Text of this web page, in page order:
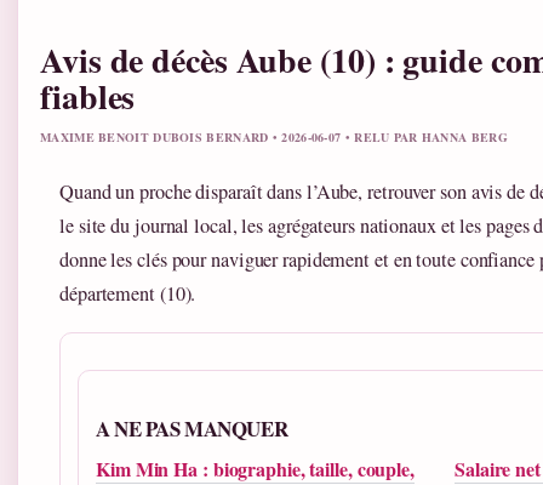
Avis de décès Aube (10) : guide
fiables
MAXIME BENOIT DUBOIS BERNARD • 2026-06-07 • RELU PAR HANNA BERG
Quand un proche disparaît dans l’Aube, retrouver son avis de
le site du journal local, les agrégateurs nationaux et les pages
donne les clés pour naviguer rapidement et en toute confiance
département (10).
A NE PAS MANQUER
Kim Min Ha : biographie, taille, couple,
Salaire